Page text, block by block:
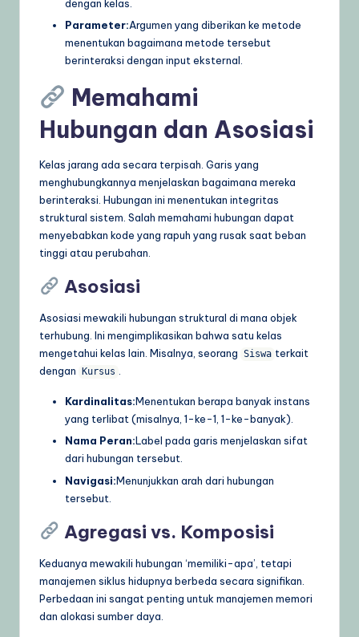
dengan kelas.
Parameter:Argumen yang diberikan ke metode
menentukan bagaimana metode tersebut
berinteraksi dengan input eksternal.
Memahami
Hubungan dan Asosiasi
Kelas jarang ada secara terpisah. Garis yang
menghubungkannya menjelaskan bagaimana mereka
berinteraksi. Hubungan ini menentukan integritas
struktural sistem. Salah memahami hubungan dapat
menyebabkan kode yang rapuh yang rusak saat beban
tinggi atau perubahan.
Asosiasi
Asosiasi mewakili hubungan struktural di mana objek
terhubung. Ini mengimplikasikan bahwa satu kelas
mengetahui kelas lain. Misalnya, seorang Siswa terkait
dengan
Kursus .
Kardinalitas:Menentukan berapa banyak instans
yang terlibat (misalnya, 1-ke-1, 1-ke-banyak).
Nama Peran:Label pada garis menjelaskan sifat
dari hubungan tersebut.
Navigasi:Menunjukkan arah dari hubungan
tersebut.
Agregasi vs. Komposisi
Keduanya mewakili hubungan ‘memiliki-apa’, tetapi
manajemen siklus hidupnya berbeda secara signifikan.
Perbedaan ini sangat penting untuk manajemen memori
dan alokasi sumber daya.